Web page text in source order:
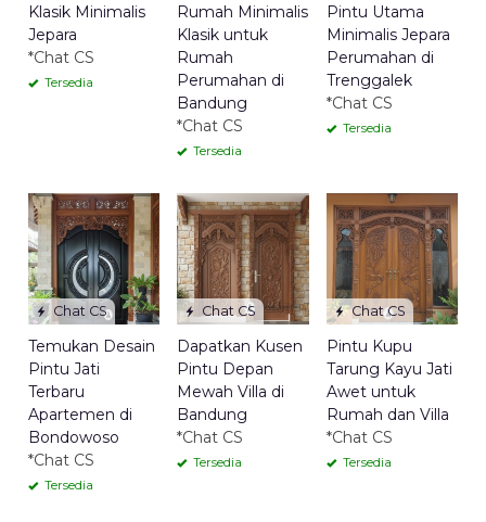
Klasik Minimalis
Jepara
*Chat CS
Tersedia
Rumah Minimalis
Klasik untuk
Rumah
Perumahan di
Bandung
*Chat CS
Tersedia
Pintu Utama
Minimalis Jepara
Perumahan di
Trenggalek
*Chat CS
Tersedia
Chat CS
Temukan Desain
Pintu Jati
Terbaru
Apartemen di
Bondowoso
*Chat CS
Tersedia
Chat CS
Dapatkan Kusen
Pintu Depan
Mewah Villa di
Bandung
*Chat CS
Tersedia
Chat CS
Pintu Kupu
Tarung Kayu Jati
Awet untuk
Rumah dan Villa
*Chat CS
Tersedia